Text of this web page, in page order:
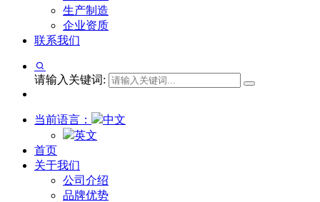
生产制造
企业资质
联系我们
请输入关键词:
当前语言：
中文
英文
首页
关于我们
公司介绍
品牌优势